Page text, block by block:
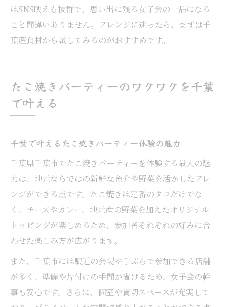
はSNS映えも抜群で、思い出に残る女子会の一品になる
こと間違いありません。アレンジに迷ったら、まずは千
葉産食材から試してみるのがおすすめです。
たこ焼きパーティーのワクワクを千葉
で叶える
千葉で叶えるたこ焼きパーティー体験の魅力
千葉県千葉市でたこ焼きパーティーを体験する最大の魅
力は、地元ならではの新鮮な魚介や野菜を活かしたアレ
ンジができる点です。たこ焼きは定番のタコだけでな
く、チーズやカレー、地元産の野菜を加えたオリジナル
トッピングが楽しめるため、参加者それぞれの好みに合
わせた楽しみ方が広がります。
また、千葉市には駅近の会場や手ぶらで参加できる店舗
が多く、準備や片付けの手間が省けるため、女子会の幹
事も安心です。さらに、個室や貸切スペースが充実して